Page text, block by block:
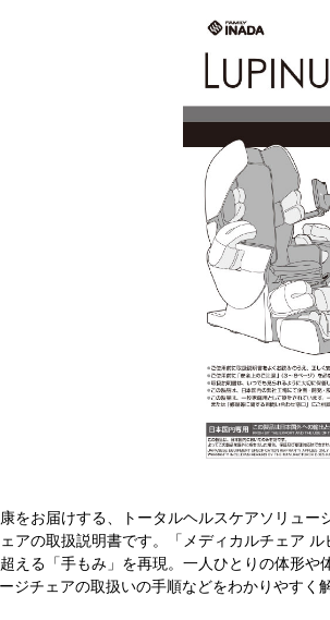
をお届けする、トータルヘルスケアソリュ
アの取扱説明書です。「メディカルチェア
える「手もみ」を再現。一人ひとりの体形
ジチェアの取扱いの手順などをわかりやすく